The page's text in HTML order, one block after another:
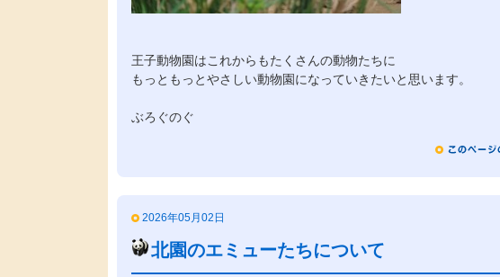
王子動物園はこれからもたくさんの動物たちに
もっともっとやさしい動物園になっていきたいと思います。
ぶろぐのぐ
2026年05月02日
北園のエミューたちについて